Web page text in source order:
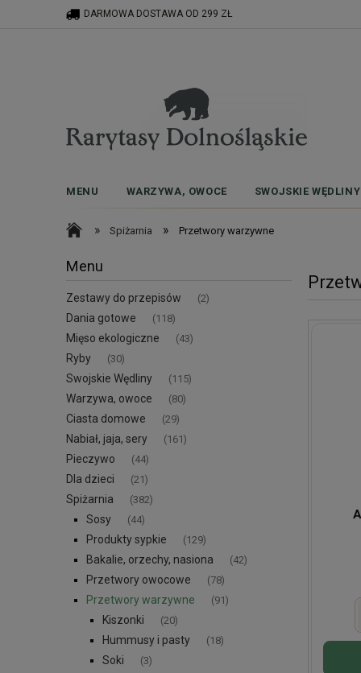
DARMOWA DOSTAWA OD 299 ZŁ
MENU WARZYWA, OWOCE SWOJSKIE WĘDLINY
» Spiżarnia » Przetwory warzywne
Menu
Zestawy do przepisów (2)
Dania gotowe (118)
Mięso ekologiczne (43)
Ryby (30)
Swojskie Wędliny (115)
Warzywa, owoce (80)
Ciasta domowe (29)
Nabiał, jaja, sery (161)
Pieczywo (44)
Dla dzieci (21)
Spiżarnia (382)
Sosy (44)
Produkty sypkie (129)
Bakalie, orzechy, nasiona (42)
Przetwory owocowe (78)
Przetwory warzywne (91)
Kiszonki (20)
Hummusy i pasty (18)
Soki (3)